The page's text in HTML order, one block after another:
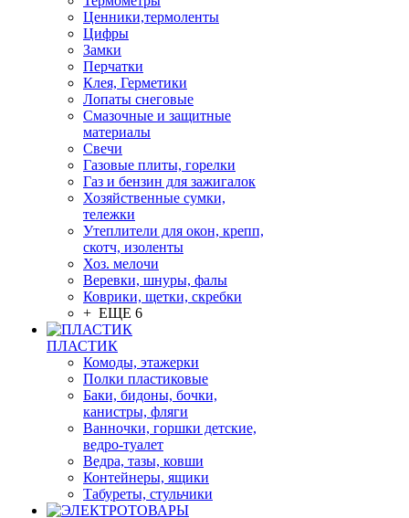
Ценники,термоленты
Цифры
Замки
Перчатки
Клея, Герметики
Лопаты снеговые
Смазочные и защитные
материалы
Свечи
Газовые плиты, горелки
Газ и бензин для зажигалок
Хозяйственные сумки,
тележки
Утеплители для окон, крепп,
скотч, изоленты
Хоз. мелочи
Веревки, шнуры, фалы
Коврики, щетки, скребки
+ ЕЩЕ 6
ПЛАСТИК
Комоды, этажерки
Полки пластиковые
Баки, бидоны, бочки,
канистры, фляги
Ванночки, горшки детские,
ведро-туалет
Ведра, тазы, ковши
Контейнеры, ящики
Табуреты, стульчики